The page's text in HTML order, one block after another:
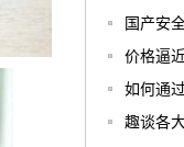
国产安
价格逼
如何通
趣谈各